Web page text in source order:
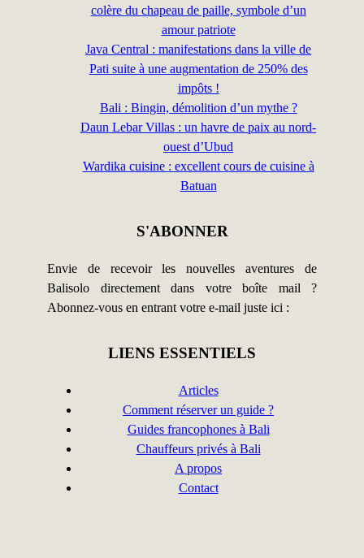
colère du chapeau de paille, symbole d’un
amour patriote
Java Central : manifestations dans la ville de
Pati suite à une augmentation de 250% des
impôts !
Bali : Bingin, démolition d’un mythe ?
Daun Lebar Villas : un havre de paix au nord-
ouest d’Ubud
Wardika cuisine : excellent cours de cuisine à
Batuan
S'ABONNER
Envie de recevoir les nouvelles aventures de
Balisolo directement dans votre boîte mail ?
Abonnez-vous en entrant votre e-mail juste ici :
LIENS ESSENTIELS
Articles
Comment réserver un guide ?
Guides francophones à Bali
Chauffeurs privés à Bali
A propos
Contact